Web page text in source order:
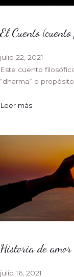
El Cuento
julio 22, 2021
Este cuento
“dharma” o
Leer más
Historia de amor
julio 16, 2021